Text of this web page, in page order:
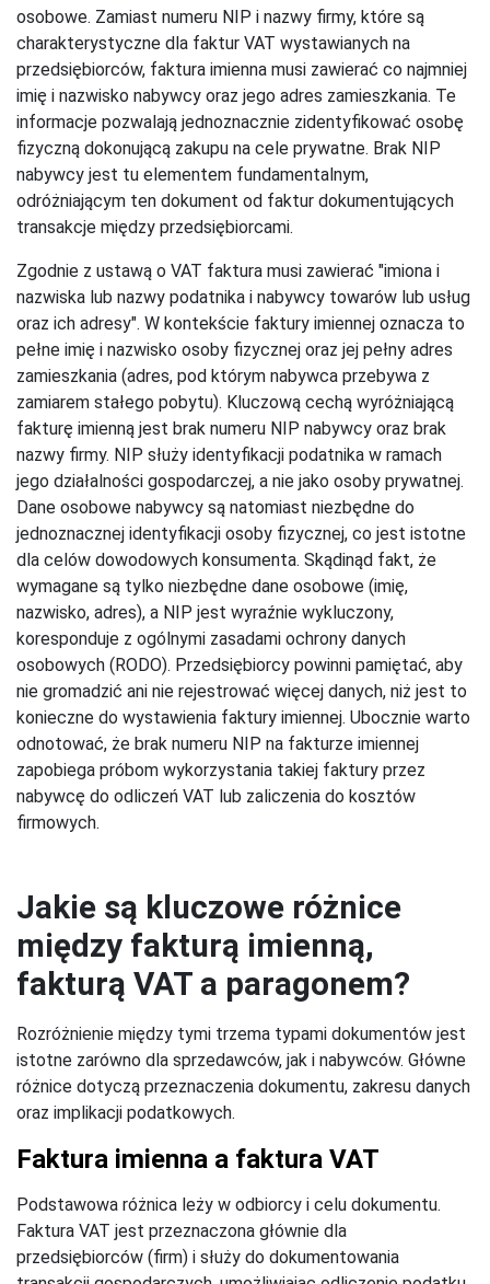
osobowe. Zamiast numeru NIP i nazwy firmy, które są
charakterystyczne dla faktur VAT wystawianych na
przedsiębiorców, faktura imienna musi zawierać co najmniej
imię i nazwisko nabywcy oraz jego adres zamieszkania. Te
informacje pozwalają jednoznacznie zidentyfikować osobę
fizyczną dokonującą zakupu na cele prywatne. Brak NIP
nabywcy jest tu elementem fundamentalnym,
odróżniającym ten dokument od faktur dokumentujących
transakcje między przedsiębiorcami.
Zgodnie z ustawą o VAT faktura musi zawierać "imiona i
nazwiska lub nazwy podatnika i nabywcy towarów lub usług
oraz ich adresy". W kontekście faktury imiennej oznacza to
pełne imię i nazwisko osoby fizycznej oraz jej pełny adres
zamieszkania (adres, pod którym nabywca przebywa z
zamiarem stałego pobytu). Kluczową cechą wyróżniającą
fakturę imienną jest brak numeru NIP nabywcy oraz brak
nazwy firmy. NIP służy identyfikacji podatnika w ramach
jego działalności gospodarczej, a nie jako osoby prywatnej.
Dane osobowe nabywcy są natomiast niezbędne do
jednoznacznej identyfikacji osoby fizycznej, co jest istotne
dla celów dowodowych konsumenta. Skądinąd fakt, że
wymagane są tylko niezbędne dane osobowe (imię,
nazwisko, adres), a NIP jest wyraźnie wykluczony,
koresponduje z ogólnymi zasadami ochrony danych
osobowych (RODO). Przedsiębiorcy powinni pamiętać, aby
nie gromadzić ani nie rejestrować więcej danych, niż jest to
konieczne do wystawienia faktury imiennej. Ubocznie warto
odnotować, że brak numeru NIP na fakturze imiennej
zapobiega próbom wykorzystania takiej faktury przez
nabywcę do odliczeń VAT lub zaliczenia do kosztów
firmowych.
Jakie są kluczowe różnice
między fakturą imienną,
fakturą VAT a paragonem?
Rozróżnienie między tymi trzema typami dokumentów jest
istotne zarówno dla sprzedawców, jak i nabywców. Główne
różnice dotyczą przeznaczenia dokumentu, zakresu danych
oraz implikacji podatkowych.
Faktura imienna a faktura VAT
Podstawowa różnica leży w odbiorcy i celu dokumentu.
Faktura VAT jest przeznaczona głównie dla
przedsiębiorców (firm) i służy do dokumentowania